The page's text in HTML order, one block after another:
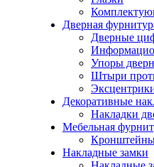
Дверная
Дверные
Упоры
Штыри
Декоративные
Накладки
Мебельная
Накладные замки